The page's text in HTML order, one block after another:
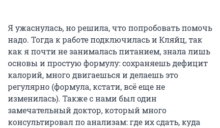
Я ужаснулась, но решила, что попробовать помочь
надо. Тогда к работе подключилась и Кляйц, так
как я почти не занималась питанием, знала лишь
основы и простую формулу: сохраняешь дефицит
калорий, много двигаешься и делаешь это
регулярно (формула, кстати, всё еще не
изменилась). Также с нами был один
замечательный доктор, который много
консультировал по анализам: где их сдать, куда